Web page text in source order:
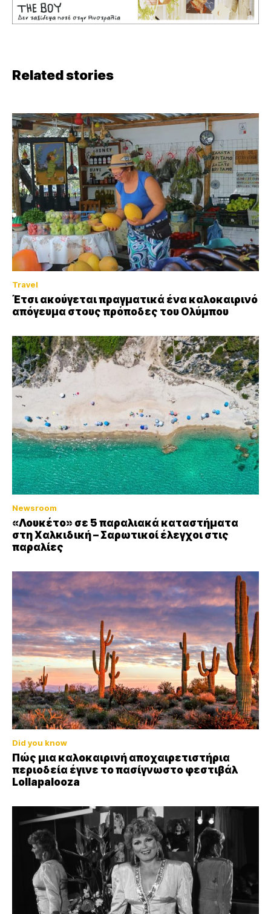
Related stories
Travel
Έτσι ακούγεται πραγματικά ένα καλοκαιρινό
απόγευμα στους πρόποδες του Ολύμπου
Newsroom
«Λουκέτο» σε 5 παραλιακά καταστήματα
στη Χαλκιδική – Σαρωτικοί έλεγχοι στις
παραλίες
Did you know
Πώς μια καλοκαιρινή αποχαιρετιστήρια
περιοδεία έγινε το πασίγνωστο φεστιβάλ
Lollapalooza